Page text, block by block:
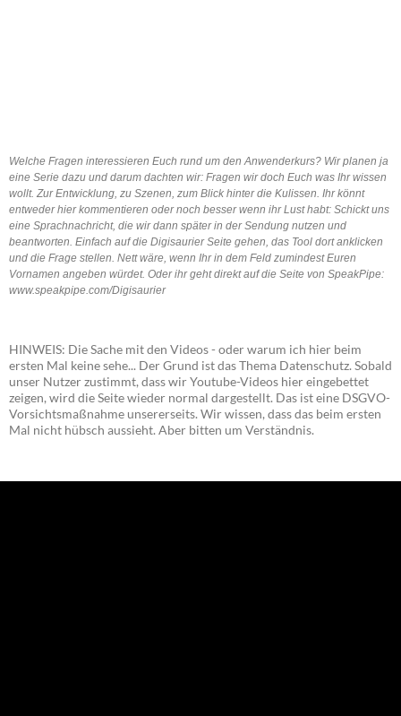
Welche Fragen interessieren Euch rund um den Anwenderkurs? Wir planen ja
eine Serie dazu und darum dachten wir: Fragen wir doch Euch was Ihr wissen
wollt. Zur Entwicklung, zu Szenen, zum Blick hinter die Kulissen. Ihr könnt
entweder hier kommentieren oder noch besser wenn ihr Lust habt: Schickt uns
eine Sprachnachricht, die wir dann später in der Sendung nutzen und
beantworten. Einfach auf die Digisaurier Seite gehen, das Tool dort anklicken
und die Frage stellen. Nett wäre, wenn Ihr in dem Feld zumindest Euren
Vornamen angeben würdet. Oder ihr geht direkt auf die Seite von SpeakPipe:
www.speakpipe.com/Digisaurier
HINWEIS: Die Sache mit den Videos - oder warum ich hier beim
ersten Mal keine sehe... Der Grund ist das Thema Datenschutz. Sobald
unser Nutzer zustimmt, dass wir Youtube-Videos hier eingebettet
zeigen, wird die Seite wieder normal dargestellt. Das ist eine DSGVO-
Vorsichtsmaßnahme unsererseits. Wir wissen, dass das beim ersten
Mal nicht hübsch aussieht. Aber bitten um Verständnis.